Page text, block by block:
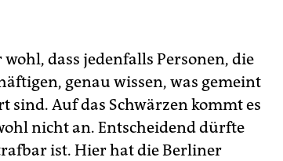
dass jedenfalls Personen, die
genau wissen, was gemeint
sind. Auf das Schwärzen kommt es
nicht an. Entscheidend dürfte
ist. Hier hat die Berliner